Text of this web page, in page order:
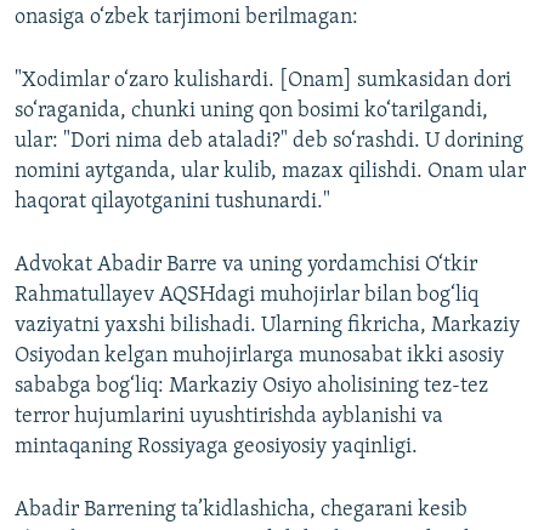
onasiga o‘zbek tarjimoni berilmagan:
"Xodimlar o‘zaro kulishardi. [Onam] sumkasidan dori
so‘raganida, chunki uning qon bosimi ko‘tarilgandi,
ular: "Dori nima deb ataladi?" deb so‘rashdi. U dorining
nomini aytganda, ular kulib, mazax qilishdi. Onam ular
haqorat qilayotganini tushunardi."
Advokat Abadir Barre va uning yordamchisi O‘tkir
Rahmatullayev AQSHdagi muhojirlar bilan bog‘liq
vaziyatni yaxshi bilishadi. Ularning fikricha, Markaziy
Osiyodan kelgan muhojirlarga munosabat ikki asosiy
sababga bog‘liq: Markaziy Osiyo aholisining tez-tez
terror hujumlarini uyushtirishda ayblanishi va
mintaqaning Rossiyaga geosiyosiy yaqinligi.
Abadir Barrening ta’kidlashicha, chegarani kesib